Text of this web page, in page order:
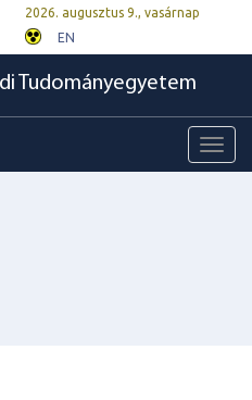
2026. augusztus 9., vasárnap
EN
Tudományegyetem